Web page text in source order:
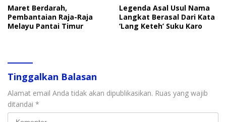
Maret Berdarah,
Pembantaian Raja-Raja
Melayu Pantai Timur
Legenda Asal Usul Nama
Langkat Berasal Dari Kata
‘Lang Keteh’ Suku Karo
Tinggalkan Balasan
Alamat email Anda tidak akan dipublikasikan. Ruas yang wajib
ditandai *